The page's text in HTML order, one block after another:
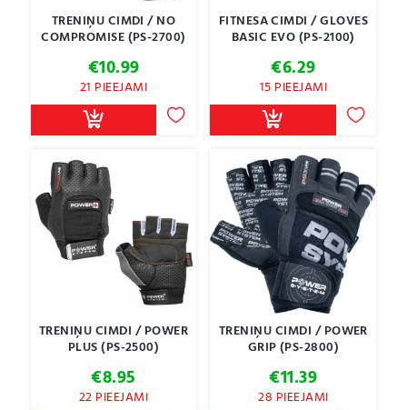
TRENIŅU CIMDI / NO
COMPROMISE (PS-2700)
€10.99
21 PIEEJAMI
FITNESA CIMDI / GLOVES
BASIC EVO (PS-2100)
€6.29
15 PIEEJAMI
TRENIŅU CIMDI / POWER
PLUS (PS-2500)
€8.95
22 PIEEJAMI
TRENIŅU CIMDI / POWER
GRIP (PS-2800)
€11.39
28 PIEEJAMI